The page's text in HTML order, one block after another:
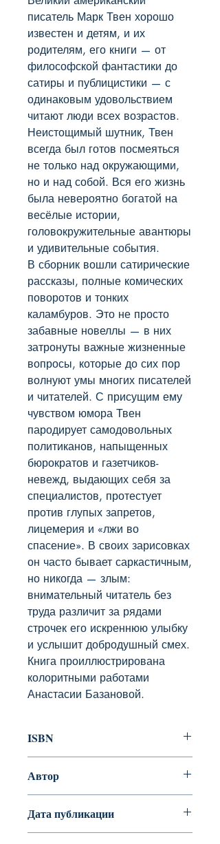
писатель Марк Твен хорошо
известен и детям, и их
родителям, его книги — от
философской фантастики до
сатиры и публицистики — с
одинаковым удовольствием
читают люди всех возрастов.
Неистощимый шутник, Твен
всегда был готов посмеяться
не только над окружающими,
но и над собой. Вся его жизнь
была невероятно богатой на
весёлые истории,
головокружительные авантюры
и удивительные события.
В сборник вошли сатирические
рассказы, полные комических
поворотов и тонких
каламбуров. Это не просто
забавные новеллы — в них
затронуты важные жизненные
вопросы, которые до сих пор
волнуют умы многих писателей
и читателей. С присущим ему
чувством юмора Твен
пародирует самодовольных
политиканов, напыщенных
бюрократов и газетчиков-
невежд, выдающих себя за
специалистов, протестует
против глупых запретов,
лицемерия и «лжи во
спасение». В своих зарисовках
он часто бывает саркастичным,
но никогда — злым:
внимательный читатель без
труда различит за рядами
строчек его искреннюю улыбку
и услышит добродушный смех.
Книга проиллюстрирована
колоритными работами
Анастасии Базановой.
ISBN
Автор
Дата публикации